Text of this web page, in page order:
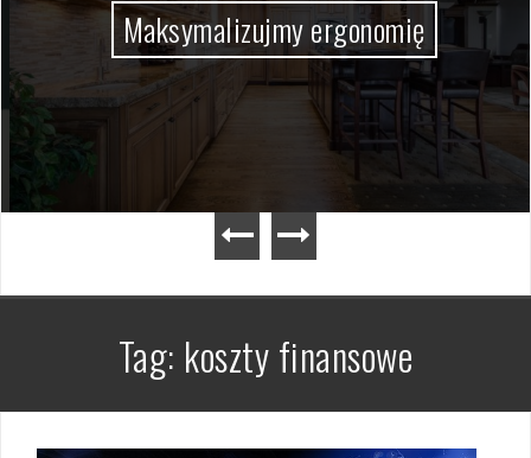
Maksymalizujmy ergonomię
Tag: koszty finansowe